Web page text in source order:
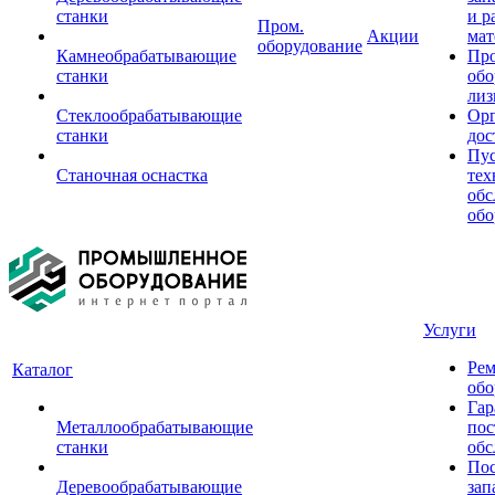
станки
Камнеобрабатывающие
станки
Стеклообрабатывающие
станки
Станочная оснастка
Пром.
оборудование
Акции
и
Каталог
Металлообрабатывающие
станки
Деревообрабатывающие
Услуги